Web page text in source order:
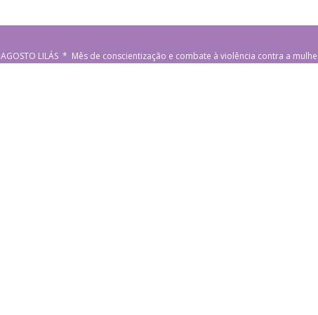
AGOSTO LILÁS * Mês de conscientização e combate à violência contra a